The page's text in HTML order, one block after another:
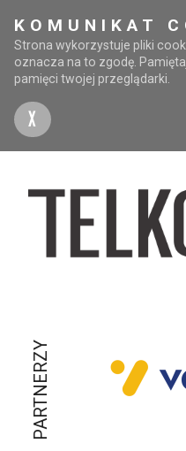
KOMUNIKAT
Strona wykorzystuje pliki
oznacza na to zgodę.
pamięci twojej przeglądarki.
X
PARTNERZY